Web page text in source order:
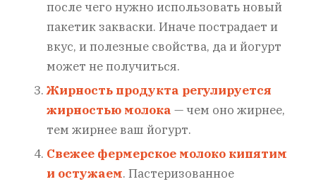
после чего нужно использовать новый
пакетик закваски. Иначе пострадает и
вкус, и полезные свойства, да и йогурт
может не получиться.
Жирность продукта регулируется
жирностью молока — чем оно жирнее,
тем жирнее ваш йогурт.
Свежее фермерское молоко кипятим
и остужаем. Пастеризованное